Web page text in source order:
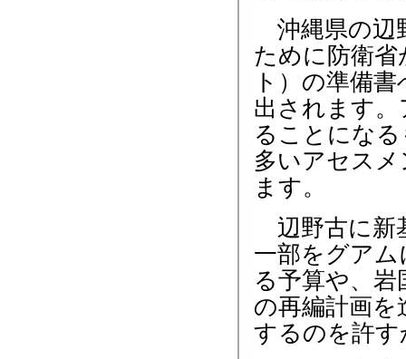
沖縄県の辺
ために防衛
ト）の準備
出されます
ることにな
多いアセス
ます。
辺野古に新
一部をグア
る予算や、
の再編計画を
するのを許